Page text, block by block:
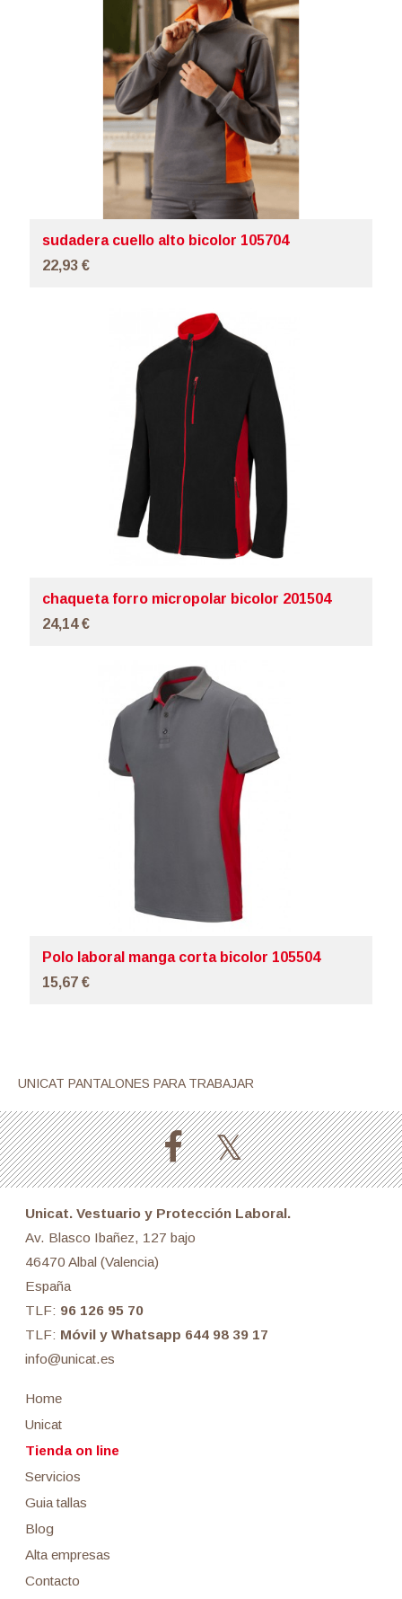
sudadera cuello alto bicolor 105704
22,93 €
chaqueta forro micropolar bicolor 201504
24,14 €
Polo laboral manga corta bicolor 105504
15,67 €
UNICAT PANTALONES PARA TRABAJAR
Unicat. Vestuario y Protección Laboral.
Av. Blasco Ibañez, 127 bajo
46470 Albal (Valencia)
España
TLF: 96 126 95 70
TLF: Móvil y Whatsapp 644 98 39 17
info@unicat.es
Home
Unicat
Tienda on line
Servicios
Guia tallas
Blog
Alta empresas
Contacto